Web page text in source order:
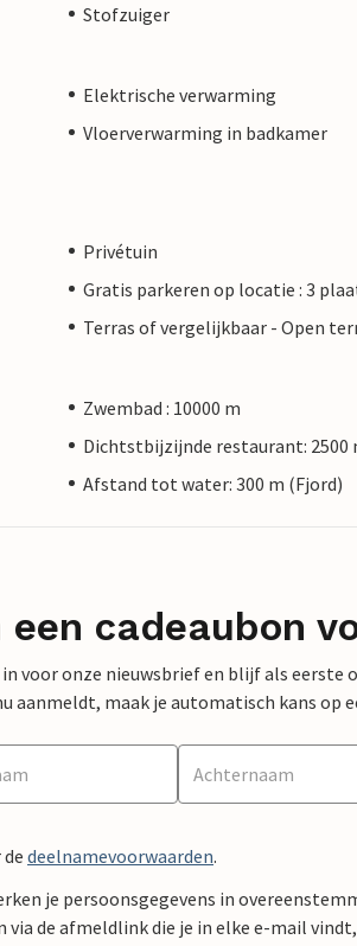
Stofzuiger
Elektrische verwarming
Vloerverwarming in badkamer
Privétuin
Gratis parkeren op locatie : 3
Terras of vergelijkbaar - Open
Zwembad : 10000 m
Dichtstbijzijnde restaurant: 2500
Afstand tot water: 300 m (Fjord)
een cadeaubon
voor onze nieuwsbrief en blijf als eerste
aanmeldt, maak je automatisch kans op
deelnamevoorwaarden.
je persoonsgegevens in
via de afmeldlink die je in elke e-mail